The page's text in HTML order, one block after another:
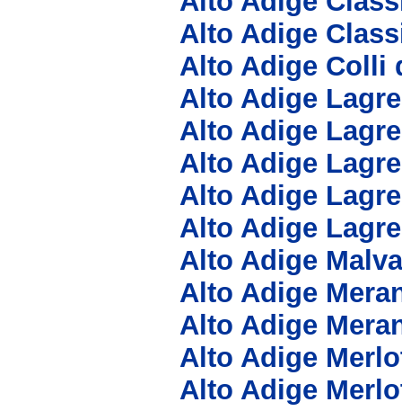
Alto Adige
Alto Adige Colli
Alto Adige
Alto Adige
Alto Adige
Alto Adige
Alto Adige
Alto Adige
Alto Adige
Alto Adige
Alto Adige
Alto Adige